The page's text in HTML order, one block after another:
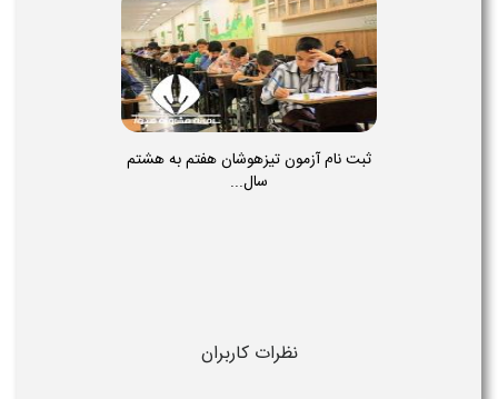
ثبت نام آزمون تیزهوشان هفتم به هشتم
سال...
نظرات کاربران